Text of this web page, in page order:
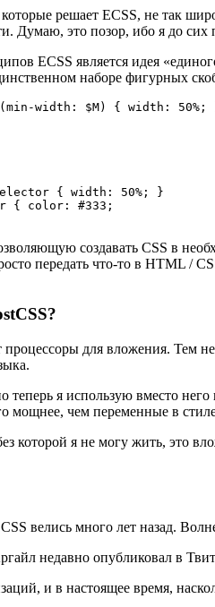
решает ECSS, не так
Думаю, это позор, ибо я до
ECSS является идея
наборе фигурных
(min-width: $M) { width:
{ width: 50%; }
{ color: #333;
создавать CSS в
передать что-то в HTML
для вложения. Тем
я использую вместо
чем переменные в стиле
которой я не могу жить, это
велись много лет назад.
недавно опубликовал в
и в настоящее время,